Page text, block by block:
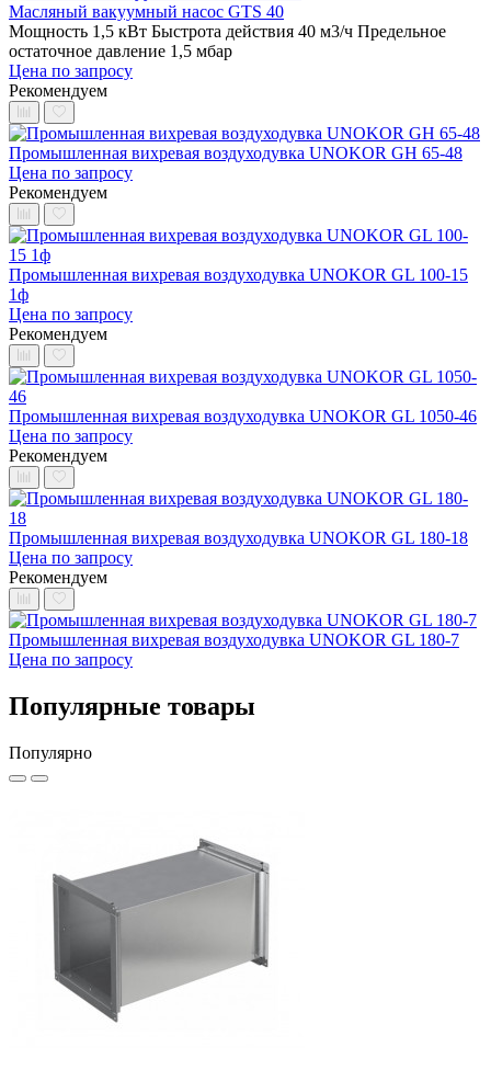
Масляный вакуумный насос GTS 40
Мощность 1,5 кВт Быстрота действия 40 м3/ч Предельное
остаточное давление 1,5 мбар
Цена по запросу
Рекомендуем
Промышленная вихревая воздуходувка UNOKOR GH 65-48
Цена по запросу
Рекомендуем
Промышленная вихревая воздуходувка UNOKOR GL 100-15
1ф
Цена по запросу
Рекомендуем
Промышленная вихревая воздуходувка UNOKOR GL 1050-46
Цена по запросу
Рекомендуем
Промышленная вихревая воздуходувка UNOKOR GL 180-18
Цена по запросу
Рекомендуем
Промышленная вихревая воздуходувка UNOKOR GL 180-7
Цена по запросу
Популярные товары
Популярно